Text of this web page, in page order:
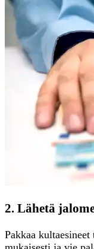
2. Lähetä
Pakkaa